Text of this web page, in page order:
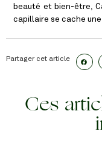
beauté et bien-être,
capillaire se cache
Partager cet article
Ces